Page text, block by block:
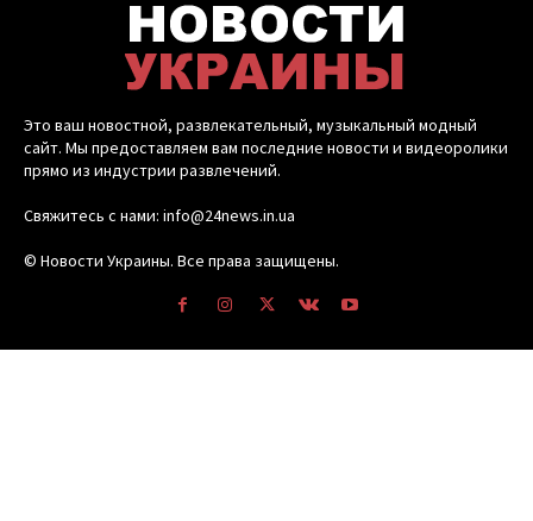
Это ваш новостной, развлекательный, музыкальный модный
сайт. Мы предоставляем вам последние новости и видеоролики
прямо из индустрии развлечений.
Свяжитесь с нами: info@24news.in.ua
© Новости Украины. Все права защищены.